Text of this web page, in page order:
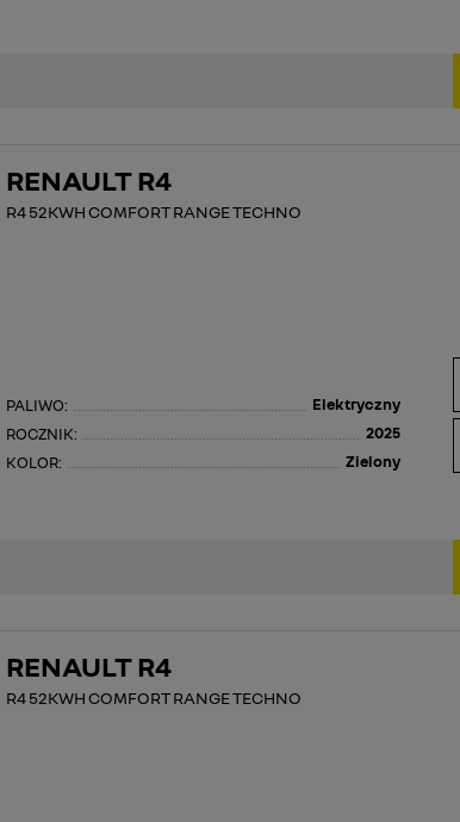
RENAULT R4
R4 52KWH COMFORT RANGE TECHNO
PALIWO:
Elektryczny
ROCZNIK:
2025
KOLOR:
Zielony
RENAULT R4
R4 52KWH COMFORT RANGE TECHNO